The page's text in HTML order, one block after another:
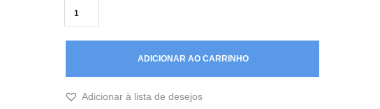
100%
de
Kahlo
ADICIONAR AO CARRINHO
Adicionar à lista de desejos